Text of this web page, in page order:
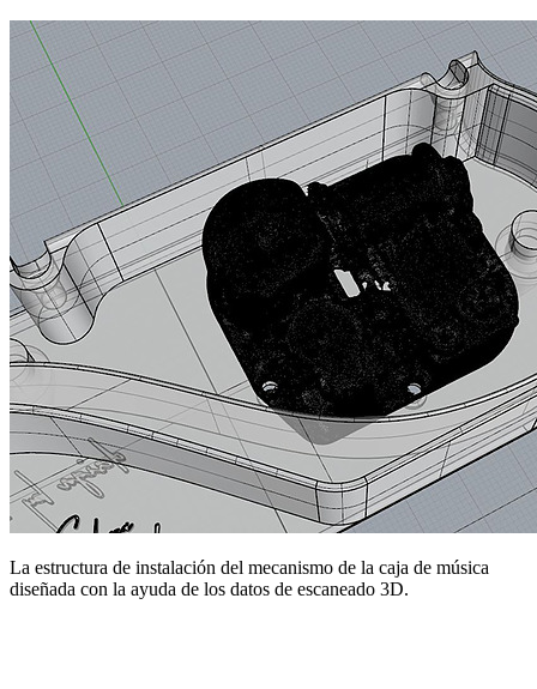
La estructura de instalación del mecanismo de la caja de música
diseñada con la ayuda de los datos de escaneado 3D.